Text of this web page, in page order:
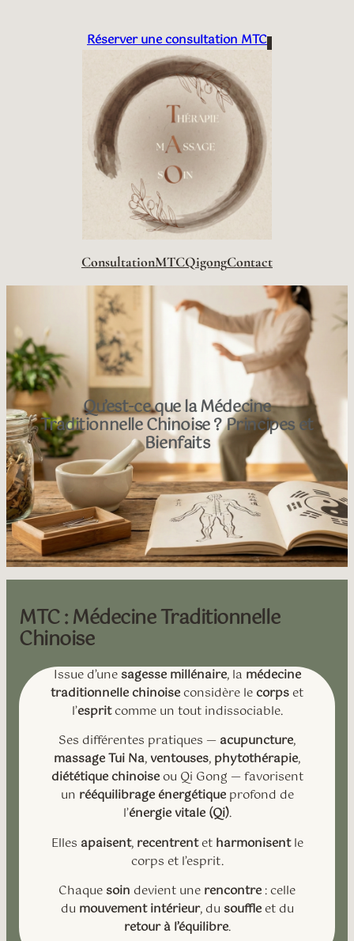
Réserver une consultation MTC
ConsultationMTCQigongContact
Qu’est-ce que la Médecine
Traditionnelle Chinoise ? Principes et
Bienfaits
MTC : Médecine Traditionnelle
Chinoise
Issue d’une sagesse millénaire, la médecine
traditionnelle chinoiseconsidère lecorpset
l’espritcomme un tout indissociable.
Ses différentes pratiques — acupuncture,
massage Tui Na,ventouses, phytothérapie,
diététique chinoiseou Qi Gong — favorisent
un rééquilibrage énergétiqueprofond de
l’énergie vitale (Qi).
Elles apaisent, recentrentet harmonisentle
corps et l’esprit.
Chaque soin devient une rencontre: celle
du mouvement intérieur, du souffleet du
retour à l’équilibre.